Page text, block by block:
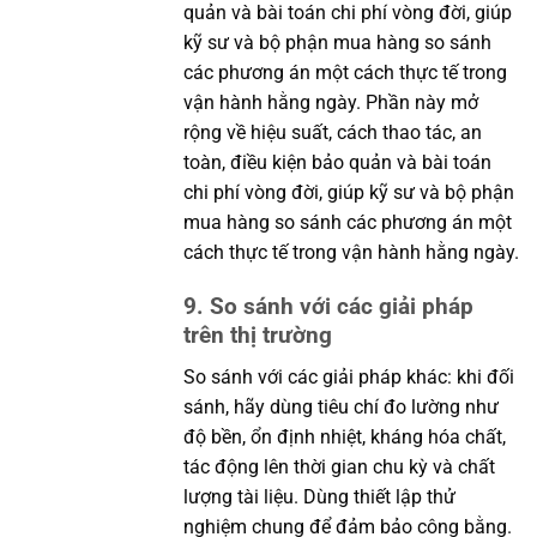
quản và bài toán chi phí vòng đời, giúp
kỹ sư và bộ phận mua hàng so sánh
các phương án một cách thực tế trong
vận hành hằng ngày. Phần này mở
rộng về hiệu suất, cách thao tác, an
toàn, điều kiện bảo quản và bài toán
chi phí vòng đời, giúp kỹ sư và bộ phận
mua hàng so sánh các phương án một
cách thực tế trong vận hành hằng ngày.
9. So sánh với các giải pháp
trên thị trường
So sánh với các giải pháp khác: khi đối
sánh, hãy dùng tiêu chí đo lường như
độ bền, ổn định nhiệt, kháng hóa chất,
tác động lên thời gian chu kỳ và chất
lượng tài liệu. Dùng thiết lập thử
nghiệm chung để đảm bảo công bằng.